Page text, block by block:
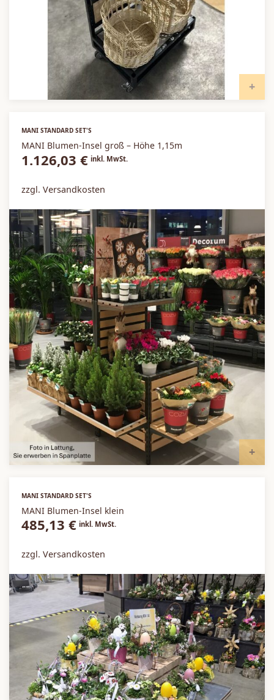
MANI STANDARD SET'S
MANI Blumen-Insel groß – Höhe 1,15m
1.126,03 € inkl. MwSt.
zzgl. Versandkosten
MANI STANDARD SET'S
MANI Blumen-Insel klein
485,13 € inkl. MwSt.
zzgl. Versandkosten